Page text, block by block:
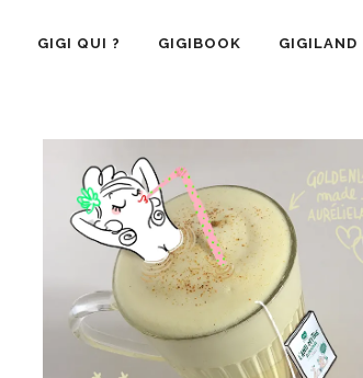
GIGI QUI ? GIGIBOOK GIGILAND